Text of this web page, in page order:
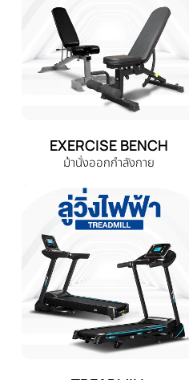
EXERCISE BENCH
ม้านั่งออกกำลังกาย